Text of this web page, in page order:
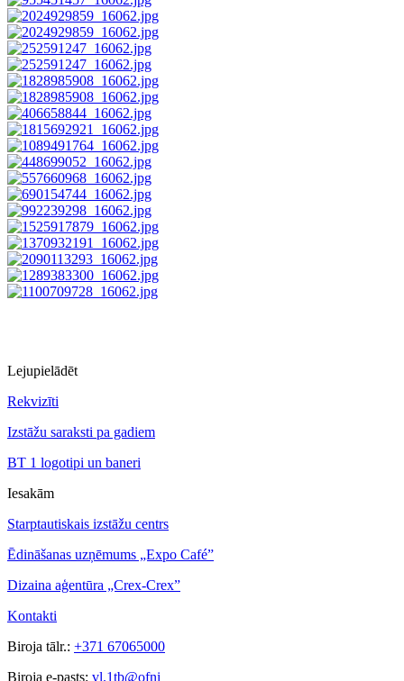
Lejupielādēt
Rekvizīti
Izstāžu saraksti pa gadiem
BT 1 logotipi un baneri
Iesakām
Starptautiskais izstāžu centrs
Ēdināšanas uzņēmums „Expo Café”
Dizaina aģentūra „Crex-Crex”
Kontakti
Biroja tālr.: +371 67065000
Biroja e-pasts: vl.1tb@ofni